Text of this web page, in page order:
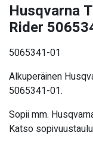
Husqvarna
Rider
5065341-01
Alkuperäinen
5065341-01.
Sopii mm.
Katso